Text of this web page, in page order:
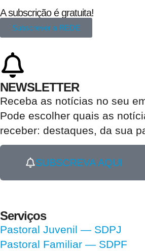
A subscrição é gratuita!
Subscrever a REDE
NEWSLETTER
Receba as notícias no seu
Pode escolher quais as
receber: destaques, da sua
SUBSCREVA AQUI
Serviços
Pastoral Juvenil — SDPJ
Pastoral Familiar — SDPF